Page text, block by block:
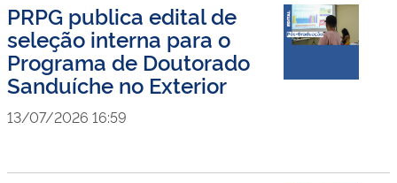
PRPG publica edital de
seleção interna para o
Programa de Doutorado
Sanduíche no Exterior
13/07/2026 16:59